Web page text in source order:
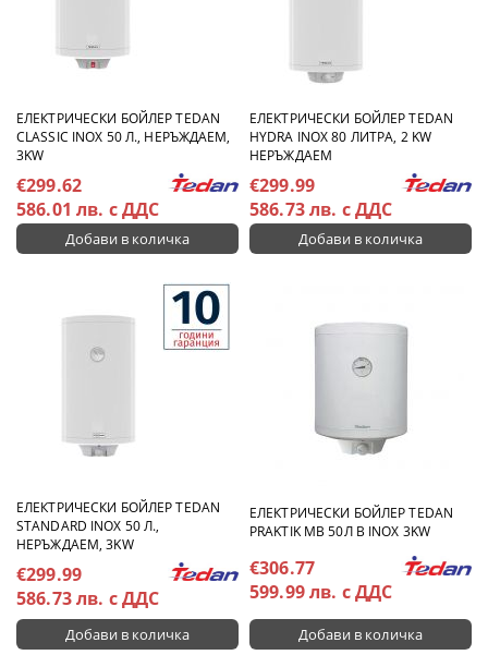
ЕЛЕКТРИЧЕСКИ БОЙЛЕР TEDAN
CLASSIC INOX 50 Л., НЕРЪЖДАЕМ,
3KW
€299.62
586.01 лв. с ДДС
ЕЛЕКТРИЧЕСКИ БОЙЛЕР TEDAN
HYDRA INOX 80 ЛИТРА, 2 KW
НЕРЪЖДАЕМ
€299.99
586.73 лв. с ДДС
ЕЛЕКТРИЧЕСКИ БОЙЛЕР TEDAN
STANDARD INOX 50 Л.,
НЕРЪЖДАЕМ, 3KW
€299.99
586.73 лв. с ДДС
ЕЛЕКТРИЧЕСКИ БОЙЛЕР ТЕDAN
PRAKTIK MB 50Л B INOX 3KW
€306.77
599.99 лв. с ДДС